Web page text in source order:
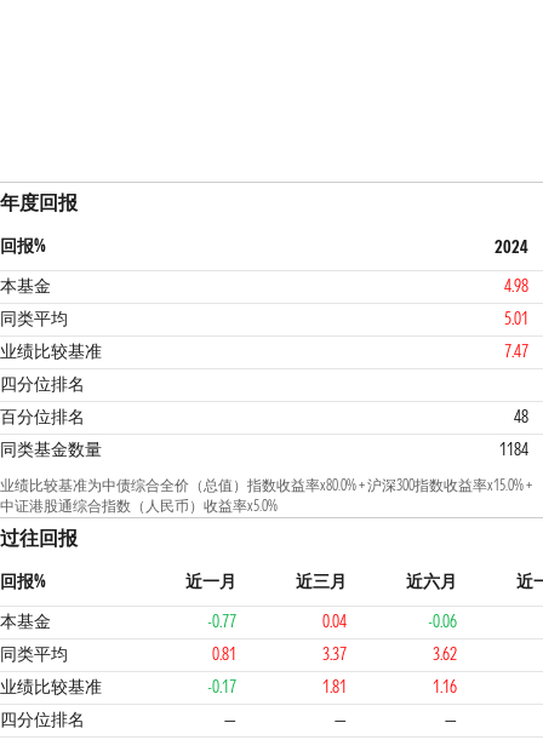
年度回报
回报%
2024
本基金
4.98
同类平均
5.01
业绩比较基准
7.47
四分位排名
2 3
百分位排名
48
同类基金数量
1184
业绩比较基准为中债综合全价（总值）指数收益率x80.0% + 沪深300指数收益率x15.0% +
中证港股通综合指数（人民币）收益率x5.0%
过往回报
回报% 近一月 近三月 近六月
近
本基金
-0.77 0.04
-0.06
同类平均
0.81 3.37
3.62
业绩比较基准
-0.17 1.81
1.16
四分位排名
— — —
4